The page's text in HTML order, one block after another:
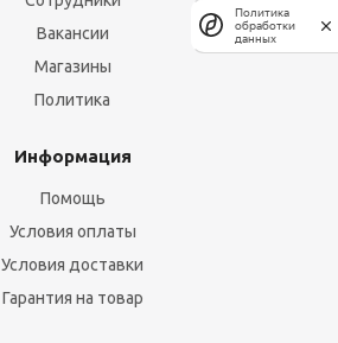
Вакансии
Магазины
Политика
Информация
Помощь
Условия оплаты
Условия доставки
Гарантия на товар
Политика
обработки
данных